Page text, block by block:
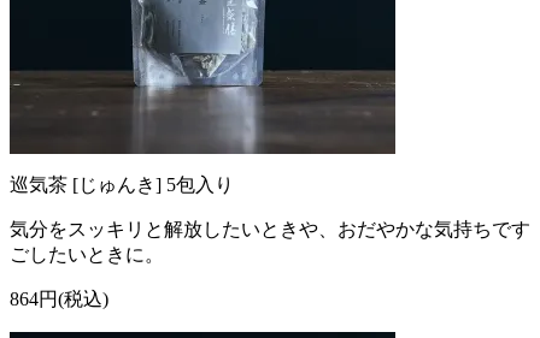
巡気茶 [じゅんき] 5包入り
気分をスッキリと解放したいときや、おだやかな気持ちです
ごしたいときに。
864円(税込)